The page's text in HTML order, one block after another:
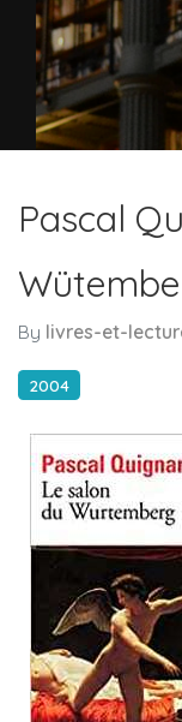
Pascal
By livres-et-
2004